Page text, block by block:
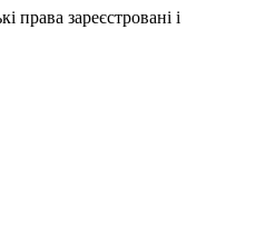
права зареєстровані і